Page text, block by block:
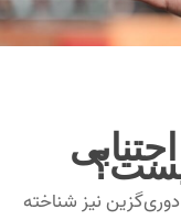
نیز شناخته